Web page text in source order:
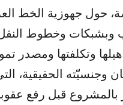
حول جهوزية الخط
وبشبكات وخطوط
وتكلفتها ومصدر
وجنسيّته الحقيقية،
بالمشروع قبل رفع